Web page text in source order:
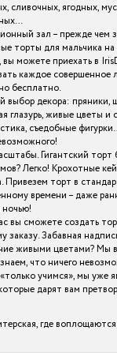
сливочных, ягодных,
зал – прежде чем
торты для мальчика
можете приехать в
каждое совершенное
бесплатно.
выбор декора: пряники,
глазурь, живые цветы и
съедобные
Гигантский торт
Легко! Крохотные
Привезем торт в
времени – даже
ночью!
вы сможете создать
заказу. Забавная
живыми цветами? Мы
что ничего
учимся», мы уже
дарят вам
где